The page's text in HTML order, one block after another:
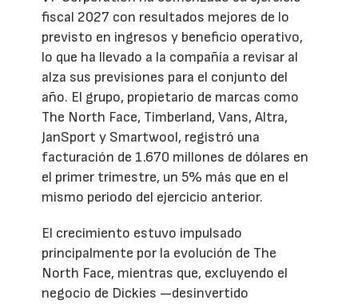
fiscal 2027 con resultados mejores de lo
previsto en ingresos y beneficio operativo,
lo que ha llevado a la compañía a revisar al
alza sus previsiones para el conjunto del
año. El grupo, propietario de marcas como
The North Face, Timberland, Vans, Altra,
JanSport y Smartwool, registró una
facturación de 1.670 millones de dólares en
el primer trimestre, un 5% más que en el
mismo periodo del ejercicio anterior.
El crecimiento estuvo impulsado
principalmente por la evolución de The
North Face, mientras que, excluyendo el
negocio de Dickies —desinvertido